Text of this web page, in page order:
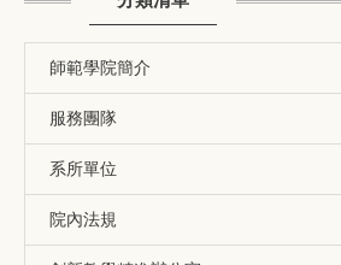
師範學院簡介
服務團隊
系所單位
院內法規